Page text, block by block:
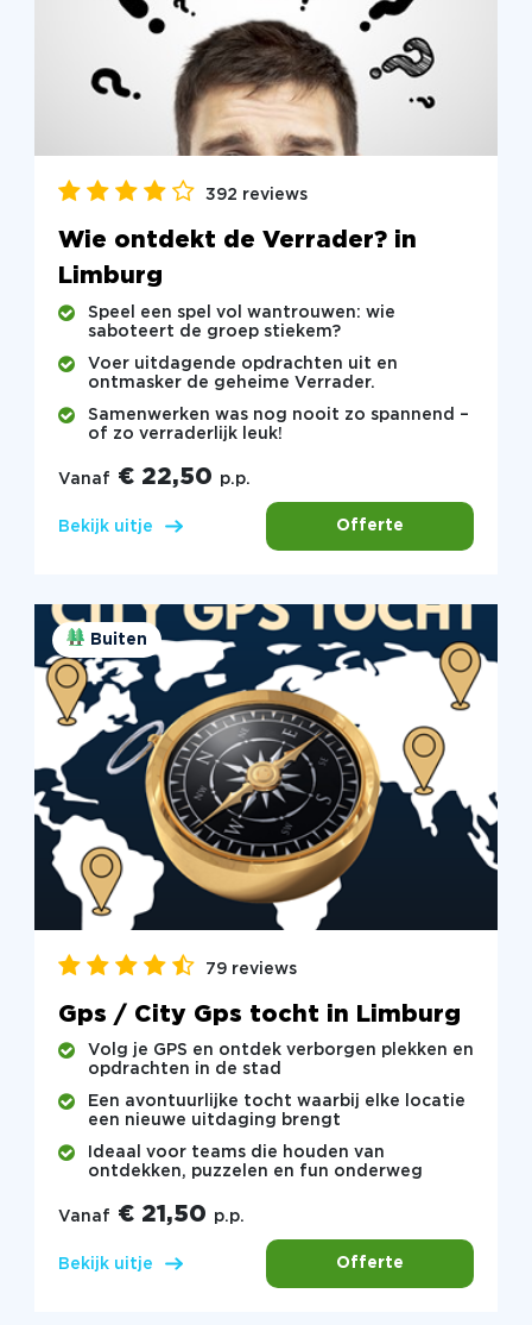
392 reviews
Wie ontdekt de Verrader? in
Limburg
Speel een spel vol wantrouwen: wie
saboteert de groep stiekem?
Voer uitdagende opdrachten uit en
ontmasker de geheime Verrader.
Samenwerken was nog nooit zo spannend –
of zo verraderlijk leuk!
Vanaf € 22,50 p.p.
Bekijk uitje Offerte
Buiten
79 reviews
Gps / City Gps tocht in Limburg
Volg je GPS en ontdek verborgen plekken en
opdrachten in de stad
Een avontuurlijke tocht waarbij elke locatie
een nieuwe uitdaging brengt
Ideaal voor teams die houden van
ontdekken, puzzelen en fun onderweg
Vanaf € 21,50 p.p.
Bekijk uitje Offerte